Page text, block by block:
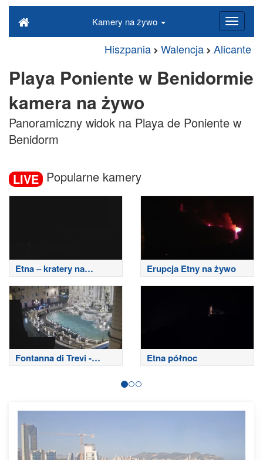
Kamery na żywo
Hiszpania Walencja Alicante
Playa Poniente w Benidormie
kamera na żywo
Panoramiczny widok na Playa de Poniente w
Benidorm
LIVE Popularne kamery
Etna – kratery na
szczycie
Erupcja Etny na żywo
Fontanna di Trevi -
Rzym
Etna północ